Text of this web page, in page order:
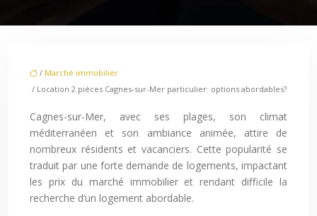
/ Marché immobilier
/ Location 2 pièces Cagnes-sur-Mer particulier: options abordables?
Cagnes-sur-Mer, avec ses plages, son climat
méditerranéen et son ambiance animée, attire de
nombreux résidents et vacanciers. Cette popularité se
traduit par une forte demande de logements, impactant
les prix du marché immobilier et rendant difficile la
recherche d’un logement abordable.